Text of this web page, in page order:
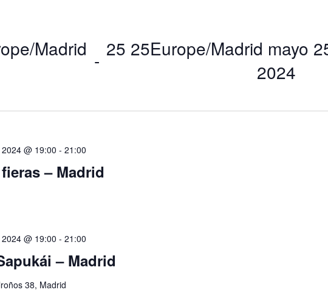
Madrid - 25 25Europe/Madrid mayo
2024
– Madrid
@ 19:00 - 21:00
– Madrid
@ 19:00 - 21:00
38, Madrid